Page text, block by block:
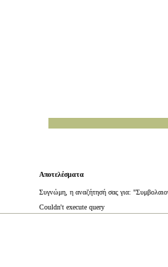
Αποτελέσματα
Συγνώμη, η αναζήτησή σας για:
Couldn't execute query